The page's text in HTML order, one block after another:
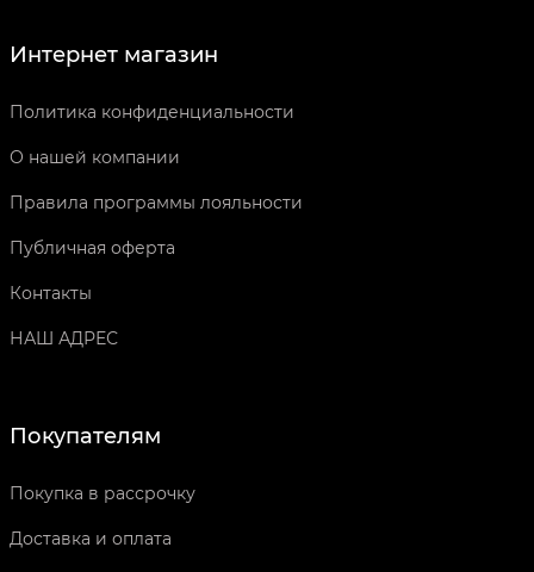
Интернет магазин
Политика конфиденциальности
О нашей компании
Правила программы лояльности
Публичная оферта
Контакты
НАШ АДРЕС
Покупателям
Покупка в рассрочку
Доставка и оплата